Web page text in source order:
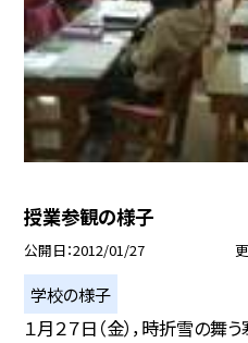
授業参観の様子
公開日 2012/01/27
学校の様子
１月２７日（金），時折雪の舞